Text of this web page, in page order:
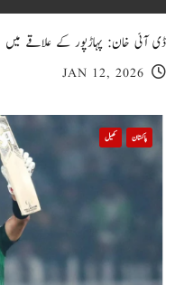
ڈی آئی خان: پہاڑپور کے علاقے میں
JAN 12, 2026
پاکستان کھیل